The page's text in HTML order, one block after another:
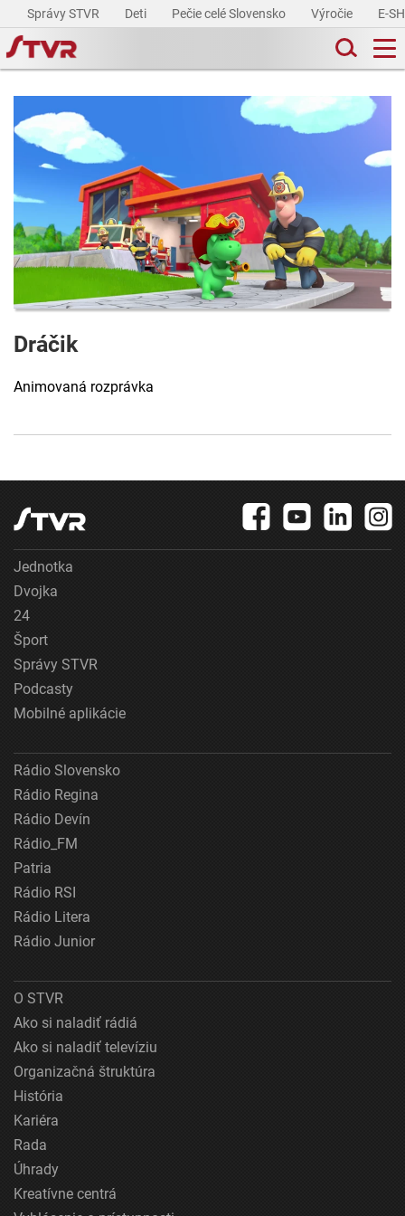
Správy STVR Deti Pečie celé Slovensko Výročie E-
Dráčik
Animovaná rozprávka
Jednotka
Dvojka
24
Šport
Správy STVR
Podcasty
Mobilné aplikácie
Rádio Slovensko
Rádio Regina
Rádio Devín
Rádio_FM
Patria
Rádio RSI
Rádio Litera
Rádio Junior
O STVR
Ako si naladiť rádiá
Ako si naladiť televíziu
Organizačná štruktúra
História
Kariéra
Rada
Úhrady
Kreatívne centrá